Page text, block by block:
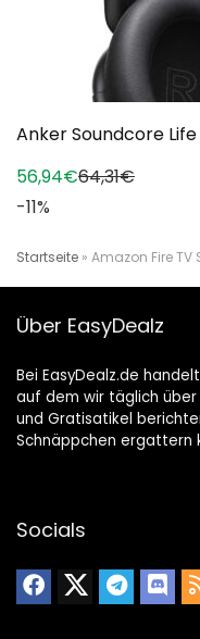
Anker Soundcore
56,94€64,31€
-11%
Startseite » Amazon Fire TV
Über EasyDealz
Bei EasyDealz.de
auf dem wir täglich
und Gratisatikel
Schnäppchen ergattern
Socials